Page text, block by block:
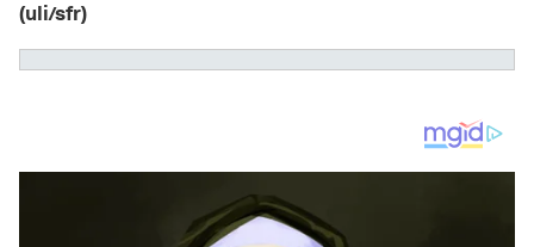
(uli/sfr)